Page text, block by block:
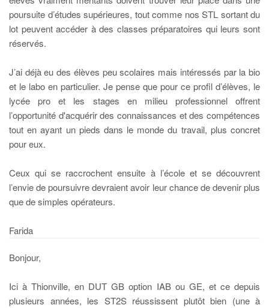
poursuite d’études supérieures, tout comme nos STL sortant du
lot peuvent accéder à des classes préparatoires qui leurs sont
réservés.
J’ai déjà eu des élèves peu scolaires mais intéressés par la bio
et le labo en particulier. Je pense que pour ce profil d’élèves, le
lycée pro et les stages en milieu professionnel offrent
l’opportunité d'acquérir des connaissances et des compétences
tout en ayant un pieds dans le monde du travail, plus concret
pour eux.
Ceux qui se raccrochent ensuite à l’école et se découvrent
l’envie de poursuivre devraient avoir leur chance de devenir plus
que de simples opérateurs.
Farida
Bonjour,
Ici à Thionville, en DUT GB option IAB ou GE, et ce depuis
plusieurs années, les ST2S réussissent plutôt bien (une à